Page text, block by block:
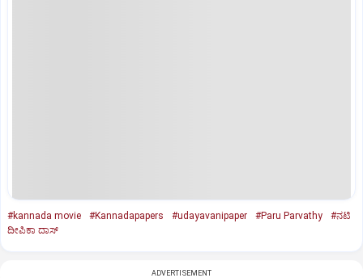
#kannada movie #Kannadapapers #udayavanipaper #Paru Parvathy
#ನಟಿ
ದೀಪಿಕಾ ದಾಸ್‌
ADVERTISEMENT